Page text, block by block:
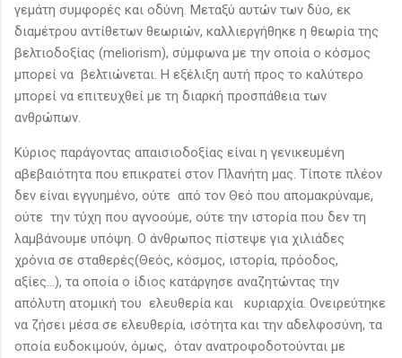
γεμάτη συμφορές και οδύνη. Μεταξύ αυτών των δύο, εκ
διαμέτρου αντίθετων θεωριών, καλλιεργήθηκε η θεωρία της
βελτιοδοξίας (meliorism), σύμφωνα με την οποία ο κόσμος
μπορεί να βελτιώνεται. Η εξέλιξη αυτή προς το καλύτερο
μπορεί να επιτευχθεί με τη διαρκή προσπάθεια των
ανθρώπων.
Κύριος παράγοντας απαισιοδοξίας είναι η γενικευμένη
αβεβαιότητα που επικρατεί στον Πλανήτη μας. Τίποτε πλέον
δεν είναι εγγυημένο, ούτε από τον Θεό που απομακρύναμε,
ούτε την τύχη που αγνοούμε, ούτε την ιστορία που δεν τη
λαμβάνουμε υπόψη. Ο άνθρωπος πίστεψε για χιλιάδες
χρόνια σε σταθερές(Θεός, κόσμος, ιστορία, πρόοδος,
αξίες…), τα οποία ο ίδιος κατάργησε αναζητώντας την
απόλυτη ατομική του ελευθερία και κυριαρχία. Ονειρεύτηκε
να ζήσει μέσα σε ελευθερία, ισότητα και την αδελφοσύνη, τα
οποία ευδοκιμούν, όμως, όταν ανατροφοδοτούνται με